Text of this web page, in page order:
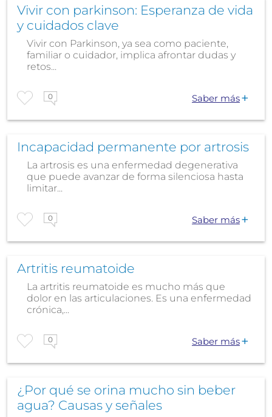
Vivir con parkinson: Esperanza de vida
y cuidados clave
Vivir con Parkinson, ya sea como paciente,
familiar o cuidador, implica afrontar dudas y
retos...
0 Saber más
Incapacidad permanente por artrosis
La artrosis es una enfermedad degenerativa
que puede avanzar de forma silenciosa hasta
limitar...
0 Saber más
Artritis reumatoide
La artritis reumatoide es mucho más que
dolor en las articulaciones. Es una enfermedad
crónica,...
0 Saber más
¿Por qué se orina mucho sin beber
agua? Causas y señales